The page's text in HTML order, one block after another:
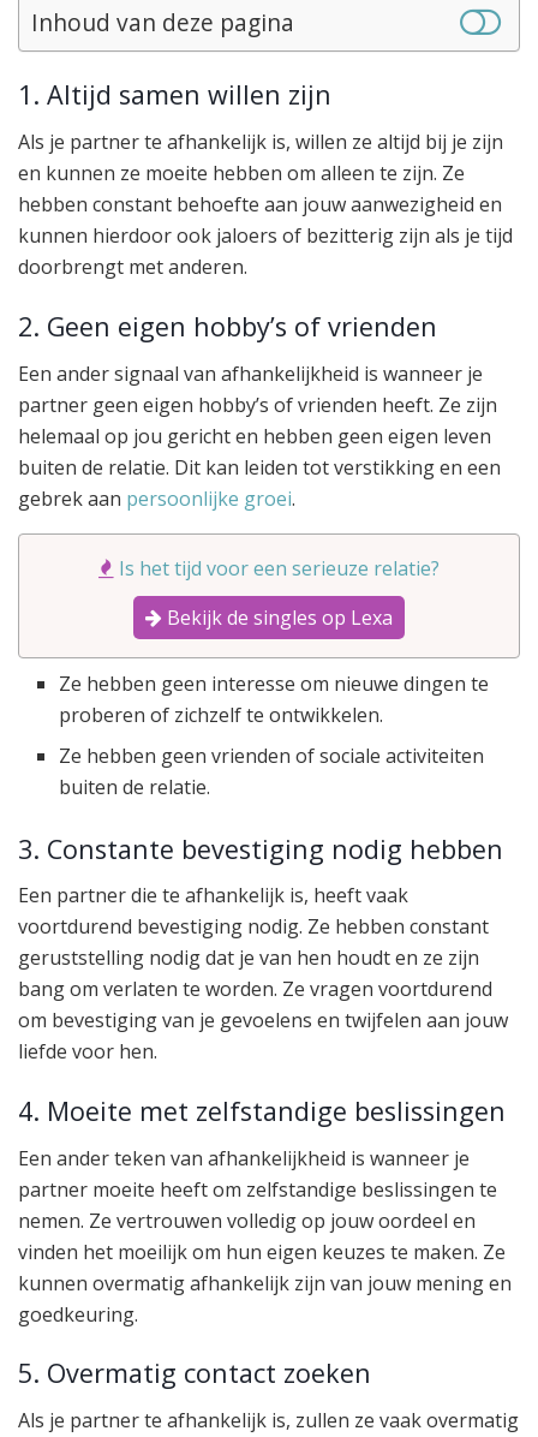
Inhoud van deze pagina
1. Altijd samen willen zijn
Als je partner te afhankelijk is, willen ze altijd bij je zijn
en kunnen ze moeite hebben om alleen te zijn. Ze
hebben constant behoefte aan jouw aanwezigheid en
kunnen hierdoor ook jaloers of bezitterig zijn als je tijd
doorbrengt met anderen.
2. Geen eigen hobby’s of vrienden
Een ander signaal van afhankelijkheid is wanneer je
partner geen eigen hobby’s of vrienden heeft. Ze zijn
helemaal op jou gericht en hebben geen eigen leven
buiten de relatie. Dit kan leiden tot verstikking en een
gebrek aan persoonlijke groei.
Is het tijd voor een serieuze relatie?
Bekijk de singles op Lexa
Ze hebben geen interesse om nieuwe dingen te
proberen of zichzelf te ontwikkelen.
Ze hebben geen vrienden of sociale activiteiten
buiten de relatie.
3. Constante bevestiging nodig hebben
Een partner die te afhankelijk is, heeft vaak
voortdurend bevestiging nodig. Ze hebben constant
geruststelling nodig dat je van hen houdt en ze zijn
bang om verlaten te worden. Ze vragen voortdurend
om bevestiging van je gevoelens en twijfelen aan jouw
liefde voor hen.
4. Moeite met zelfstandige beslissingen
Een ander teken van afhankelijkheid is wanneer je
partner moeite heeft om zelfstandige beslissingen te
nemen. Ze vertrouwen volledig op jouw oordeel en
vinden het moeilijk om hun eigen keuzes te maken. Ze
kunnen overmatig afhankelijk zijn van jouw mening en
goedkeuring.
5. Overmatig contact zoeken
Als je partner te afhankelijk is, zullen ze vaak overmatig